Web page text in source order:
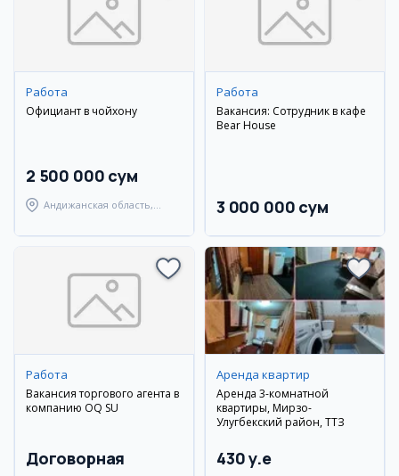
Работа
Официант в чойхону
2 500 000 сум
Андижанская область,
Работа
Вакансия: Сотрудник в кафе
Bear House
3 000 000 сум
Работа
Вакансия торгового агента в
компанию OQ SU
Договорная
Аренда квартир
Аренда 3-комнатной
квартиры, Мирзо-
Улугбекский район, ТТЗ
430 y.e